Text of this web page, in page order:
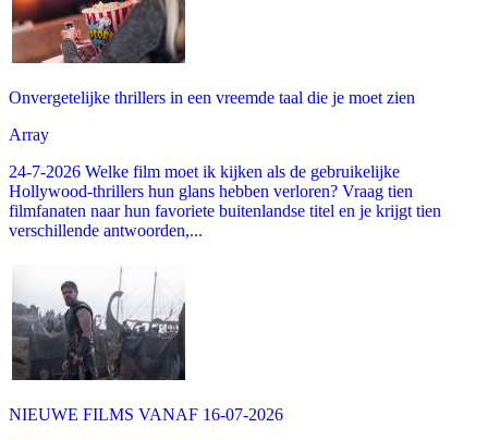
Onvergetelijke thrillers in een vreemde taal die je moet zien
Array
24-7-2026 Welke film moet ik kijken als de gebruikelijke
Hollywood-thrillers hun glans hebben verloren? Vraag tien
filmfanaten naar hun favoriete buitenlandse titel en je krijgt tien
verschillende antwoorden,...
NIEUWE FILMS VANAF 16-07-2026